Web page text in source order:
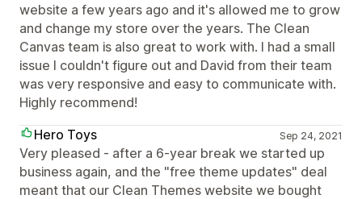
website a few years ago and it's allowed me to grow
and change my store over the years. The Clean
Canvas team is also great to work with. I had a small
issue I couldn't figure out and David from their team
was very responsive and easy to communicate with.
Highly recommend!
Hero Toys
Sep 24, 2021
Very pleased - after a 6-year break we started up
business again, and the "free theme updates" deal
meant that our Clean Themes website we bought